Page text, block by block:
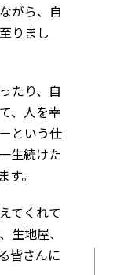
がら、自
りまし
たり、自
、人を幸
という仕
生続けた
。
てくれて
生地屋、
皆さんに